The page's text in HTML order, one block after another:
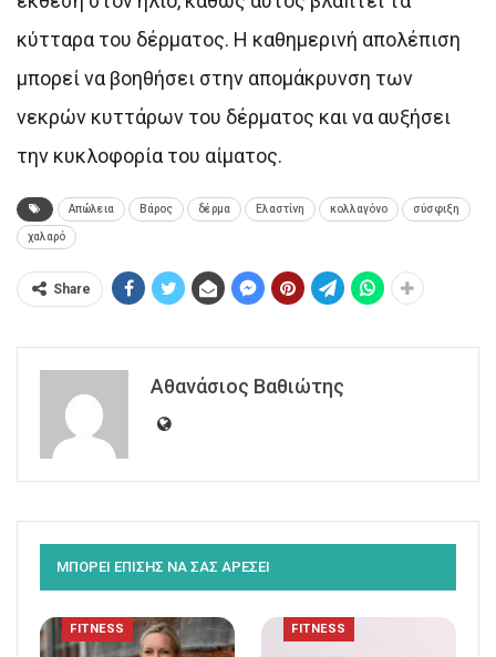
κύτταρα του δέρματος. Η καθημερινή απολέπιση
μπορεί να βοηθήσει στην απομάκρυνση των
νεκρών κυττάρων του δέρματος και να αυξήσει
την κυκλοφορία του αίματος.
Απώλεια Βάρος δέρμα Ελαστίνη κολλαγόνο σύσφιξη
χαλαρό
Share
Αθανάσιος Βαθιώτης
ΜΠΟΡΕΙ ΕΠΙΣΗΣ ΝΑ ΣΑΣ ΑΡΕΣΕΙ
FITNESS FITNESS